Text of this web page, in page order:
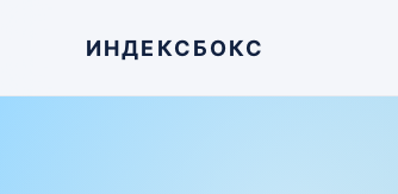
ИНДЕКСБОКС